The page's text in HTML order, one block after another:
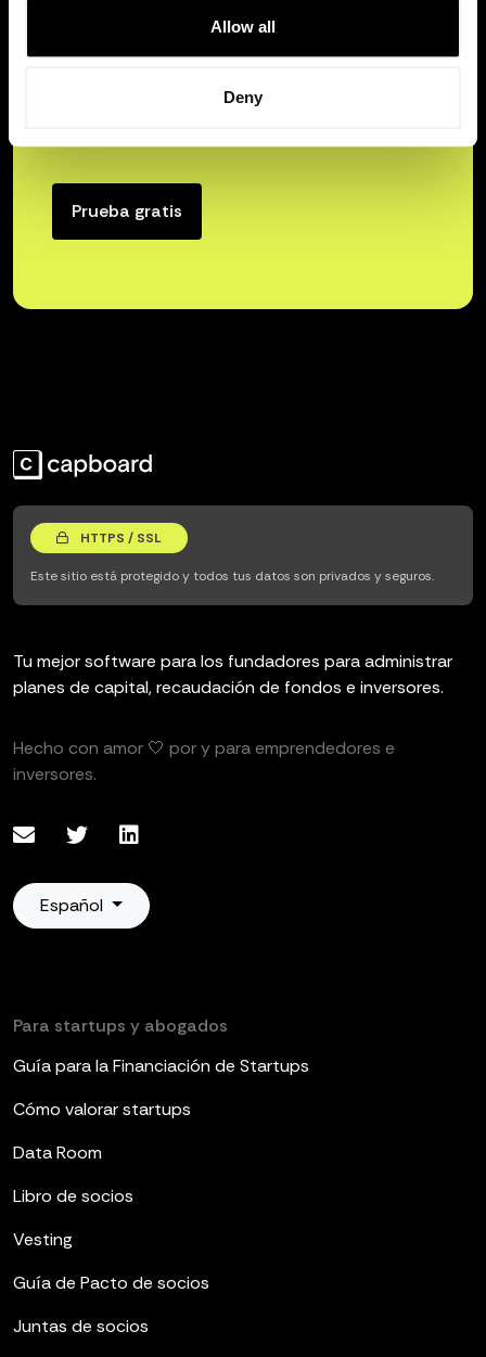
Allow all
Deny
Libera el verdadero poder
Prueba gratis
HTTPS / SSL
Este sitio está protegido y todos tus datos son privados y seguros.
Tu mejor software para los fundadores para administrar
planes de capital, recaudación de fondos e inversores.
Hecho con amor 🤍 por y para emprendedores e
inversores.
Español
Para startups y abogados
Guía para la Financiación de Startups
Cómo valorar startups
Data Room
Libro de socios
Vesting
Guía de Pacto de socios
Juntas de socios